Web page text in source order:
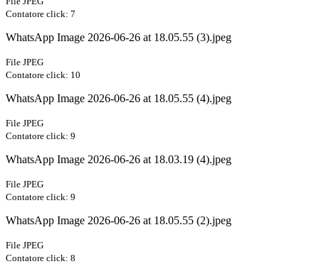
Contatore click: 7
WhatsApp Image 2026-06-26 at 18.05.55 (3).jpeg
File JPEG
Contatore click: 10
WhatsApp Image 2026-06-26 at 18.05.55 (4).jpeg
File JPEG
Contatore click: 9
WhatsApp Image 2026-06-26 at 18.03.19 (4).jpeg
File JPEG
Contatore click: 9
WhatsApp Image 2026-06-26 at 18.05.55 (2).jpeg
File JPEG
Contatore click: 8